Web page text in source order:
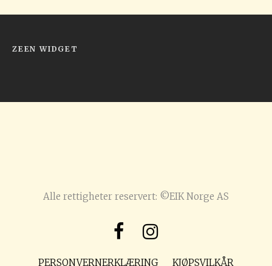
ZEEN WIDGET
Alle rettigheter reservert: ©EIK Norge AS
PERSONVERNERKLÆRING KJØPSVILKÅR